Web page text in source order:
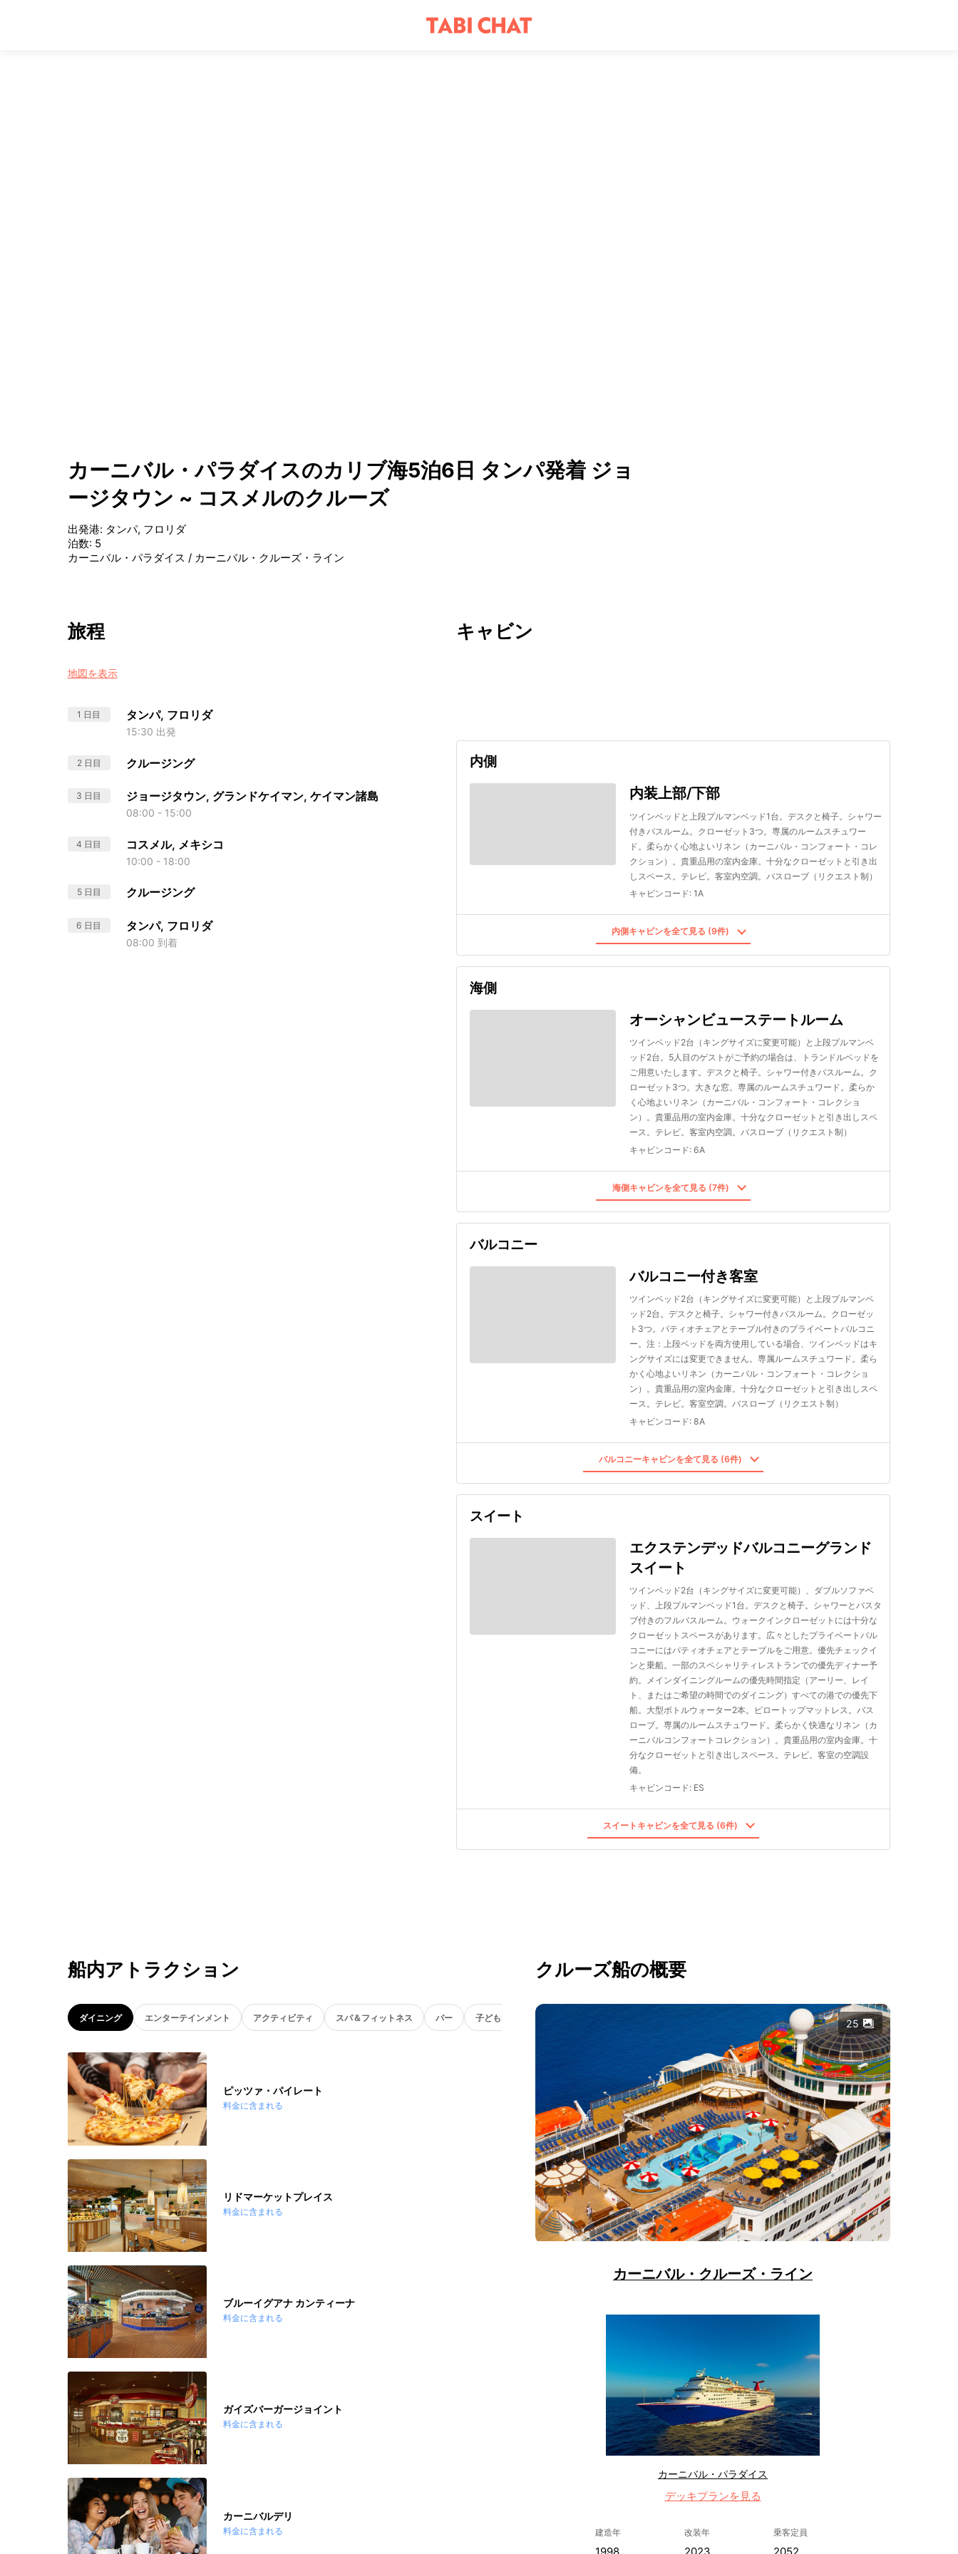
カーニバル・パラダイスのカリブ海5泊6日 タンパ発着 ジョ
ージタウン ~ コスメルのクルーズ
出発港: タンパ, フロリダ
泊数: 5
カーニバル・パラダイス / カーニバル・クルーズ・ライン
旅程
地図を表示
1 日目 タンパ, フロリダ
15:30 出発
2 日目 クルージング
3 日目 ジョージタウン, グランドケイマン, ケイマン諸島
08:00 - 15:00
4 日目 コスメル, メキシコ
10:00 - 18:00
5 日目 クルージング
6 日目 タンパ, フロリダ
08:00 到着
キャビン
内側
内装上部/下部
ツインベッドと上段プルマンベッド1台。デスクと椅子。シャワー
付きバスルーム。クローゼット3つ。専属のルームスチュワー
ド。柔らかく心地よいリネン（カーニバル・コンフォート・コレ
クション）。貴重品用の室内金庫。十分なクローゼットと引き出
しスペース。テレビ。客室内空調。バスローブ（リクエスト制）
キャビンコード: 1A
内側キャビンを全て見る (9件)
海側
オーシャンビューステートルーム
ツインベッド2台（キングサイズに変更可能）と上段プルマンベ
ッド2台。5人目のゲストがご予約の場合は、トランドルベッドを
ご用意いたします。デスクと椅子。シャワー付きバスルーム。ク
ローゼット3つ。大きな窓。専属のルームスチュワード。柔らか
く心地よいリネン（カーニバル・コンフォート・コレクショ
ン）。貴重品用の室内金庫。十分なクローゼットと引き出しスペ
ース。テレビ。客室内空調。バスローブ（リクエスト制）
キャビンコード: 6A
海側キャビンを全て見る (7件)
バルコニー
バルコニー付き客室
ツインベッド2台（キングサイズに変更可能）と上段プルマンベ
ッド2台。デスクと椅子。シャワー付きバスルーム。クローゼッ
ト3つ。パティオチェアとテーブル付きのプライベートバルコニ
ー。注：上段ベッドを両方使用している場合、ツインベッドはキ
ングサイズには変更できません。専属ルームスチュワード。柔ら
かく心地よいリネン（カーニバル・コンフォート・コレクショ
ン）。貴重品用の室内金庫。十分なクローゼットと引き出しスペ
ース。テレビ。客室空調。バスローブ（リクエスト制）
キャビンコード: 8A
バルコニーキャビンを全て見る (6件)
スイート
エクステンデッドバルコニーグランド
スイート
ツインベッド2台（キングサイズに変更可能）、ダブルソファベ
ッド、上段プルマンベッド1台。デスクと椅子。シャワーとバスタ
ブ付きのフルバスルーム。ウォークインクローゼットには十分な
クローゼットスペースがあります。広々としたプライベートバル
コニーにはパティオチェアとテーブルをご用意。優先チェックイ
ンと乗船。一部のスペシャリティレストランでの優先ディナー予
約。メインダイニングルームの優先時間指定（アーリー、レイ
ト、またはご希望の時間でのダイニング）すべての港での優先下
船。大型ボトルウォーター2本。ピロートップマットレス。バス
ローブ。専属のルームスチュワード。柔らかく快適なリネン（カ
ーニバルコンフォートコレクション）。貴重品用の室内金庫。十
分なクローゼットと引き出しスペース。テレビ。客室の空調設
備。
キャビンコード: ES
スイートキャビンを全て見る (6件)
船内アトラクション
ダイニング エンターテインメント アクティビティ スパ＆フィットネス バー 子ども向け
ピッツァ・パイレート
料金に含まれる
リドマーケットプレイス
料金に含まれる
ブルーイグアナ カンティーナ
料金に含まれる
ガイズバーガージョイント
料金に含まれる
カーニバルデリ
料金に含まれる
クルーズ船の概要
25
カーニバル・クルーズ・ライン
カーニバル・パラダイス
デッキプランを見る
建造年 改装年 乗客定員